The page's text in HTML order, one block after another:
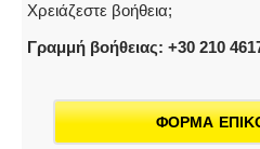
Χρειάζεστε βοήθεια;
Γραμμή βοήθειας: +30 210
ΦΟΡΜΑ